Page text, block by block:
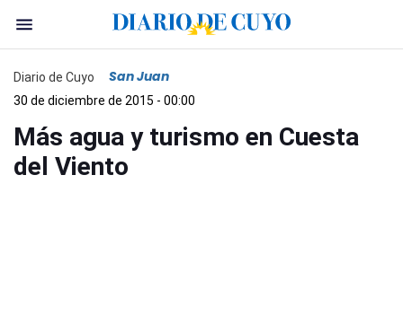
Diario de Cuyo San Juan
30 de diciembre de 2015 - 00:00
Más agua y turismo en Cuesta
del Viento